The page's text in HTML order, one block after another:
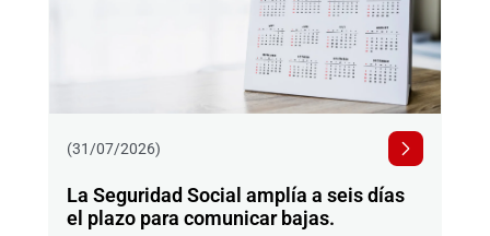
(31/07/2026)
La Seguridad Social amplía a seis días
el plazo para comunicar bajas.